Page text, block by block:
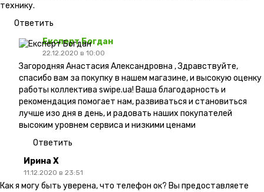
технику.
Ответить
Експерт Богдан
22.12.2020 в 10:00
Загородняя Анастасия Александровна , Здравствуйте,
спасибо вам за покупку в нашем магазине, и высокую оценку
работы коллектива swipe.ua! Ваша благодарность и
рекомендация помогает нам, развиваться и становиться
лучше изо дня в день, и радовать наших покупателей
высоким уровнем сервиса и низкими ценами
Ответить
Ирина Х
11.12.2020 в 23:51
Как я могу быть уверена, что телефон ок? Вы предоставляете